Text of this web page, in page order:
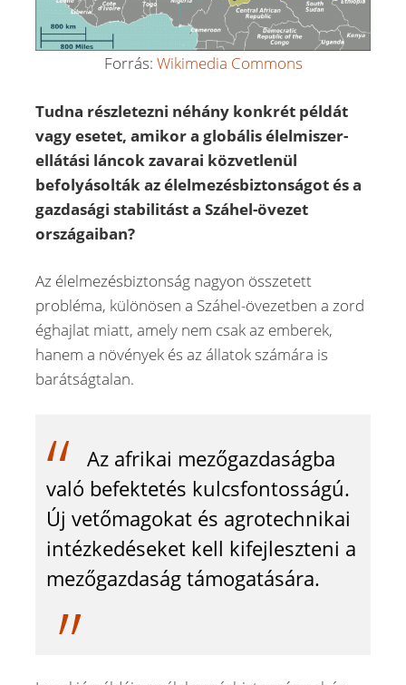
Forrás: Wikimedia Commons
Tudna részletezni néhány konkrét példát
vagy esetet, amikor a globális élelmiszer-
ellátási láncok zavarai közvetlenül
befolyásolták az élelmezésbiztonságot és a
gazdasági stabilitást a Száhel-övezet
országaiban?
Az élelmezésbiztonság nagyon összetett
probléma, különösen a Száhel-övezetben a zord
éghajlat miatt, amely nem csak az emberek,
hanem a növények és az állatok számára is
barátságtalan.
Az afrikai mezőgazdaságba
való befektetés kulcsfontosságú.
Új vetőmagokat és agrotechnikai
intézkedéseket kell kifejleszteni a
mezőgazdaság támogatására.